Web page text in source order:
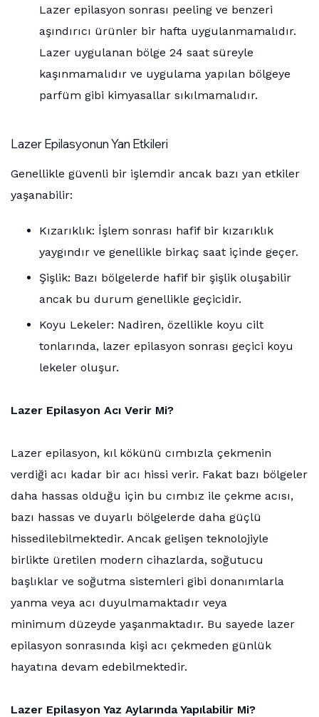
Lazer epilasyon sonrası peeling ve benzeri
aşındırıcı ürünler bir hafta uygulanmamalıdır.
Lazer uygulanan bölge 24 saat süreyle
kaşınmamalıdır ve uygulama yapılan bölgeye
parfüm gibi kimyasallar sıkılmamalıdır.
Lazer Epilasyonun Yan Etkileri
Genellikle güvenli bir işlemdir ancak bazı yan etkiler
yaşanabilir:
Kızarıklık: İşlem sonrası hafif bir kızarıklık
yaygındır ve genellikle birkaç saat içinde geçer.
Şişlik: Bazı bölgelerde hafif bir şişlik oluşabilir
ancak bu durum genellikle geçicidir.
Koyu Lekeler: Nadiren, özellikle koyu cilt
tonlarında, lazer epilasyon sonrası geçici koyu
lekeler oluşur.
Lazer Epilasyon Acı Verir Mi?
Lazer epilasyon, kıl kökünü cımbızla çekmenin
verdiği acı kadar bir acı hissi verir. Fakat bazı bölgeler
daha hassas olduğu için bu cımbız ile çekme acısı,
bazı hassas ve duyarlı bölgelerde daha güçlü
hissedilebilmektedir. Ancak gelişen teknolojiyle
birlikte üretilen modern cihazlarda, soğutucu
başlıklar ve soğutma sistemleri gibi donanımlarla
yanma veya acı duyulmamaktadır veya
minimum düzeyde yaşanmaktadır. Bu sayede lazer
epilasyon sonrasında kişi acı çekmeden günlük
hayatına devam edebilmektedir.
Lazer Epilasyon Yaz Aylarında Yapılabilir Mi?